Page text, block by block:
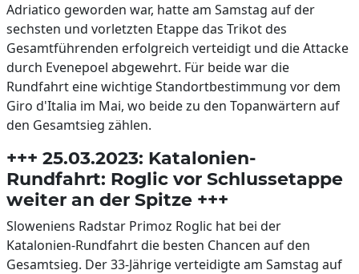
Adriatico geworden war, hatte am Samstag auf der
sechsten und vorletzten Etappe das Trikot des
Gesamtführenden erfolgreich verteidigt und die Attacke
durch Evenepoel abgewehrt. Für beide war die
Rundfahrt eine wichtige Standortbestimmung vor dem
Giro d'Italia im Mai, wo beide zu den Topanwärtern auf
den Gesamtsieg zählen.
+++ 25.03.2023: Katalonien-
Rundfahrt: Roglic vor Schlussetappe
weiter an der Spitze +++
Sloweniens Radstar Primoz Roglic hat bei der
Katalonien-Rundfahrt die besten Chancen auf den
Gesamtsieg. Der 33-Jährige verteidigte am Samstag auf